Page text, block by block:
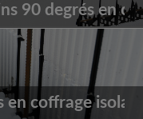
90 degrés en
en coffrage